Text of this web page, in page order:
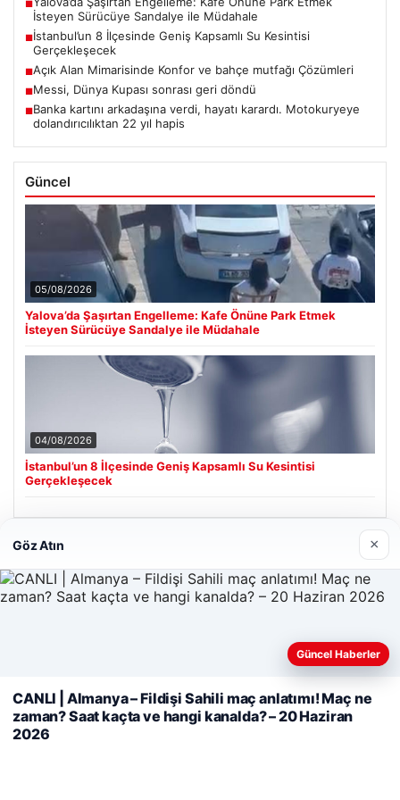
■
İsteyen Sürücüye Sandalye ile Müdahale
■İstanbul’un 8 İlçesinde Geniş Kapsamlı Su Kesintisi
Gerçekleşecek
■Açık Alan Mimarisinde Konfor ve bahçe mutfağı Çözümleri
■Messi, Dünya Kupası sonrası geri döndü
■Banka kartını arkadaşına verdi, hayatı karardı. Motokuryeye
dolandırıcılıktan 22 yıl hapis
Güncel
05/08/2026
Yalova’da Şaşırtan Engelleme: Kafe Önüne Park Etmek
İsteyen Sürücüye Sandalye ile Müdahale
04/08/2026
İstanbul’un 8 İlçesinde Geniş Kapsamlı Su Kesintisi
Gerçekleşecek
Son Eklenen Firmalar
Cengiz Sigorta
Web sitemizi nasıl kullandığınızı daha iyi anlayabilmek,
deneyiminizi kişiselleştirmek ve geliştirmek amacıyla çerezler
kullanıyoruz.Çerez Politikamız
Reddet
Göz Atın ×
Güncel Haberler
CANLI | Almanya – Fildişi Sahili maç anlatımı! Maç ne
zaman? Saat kaçta ve hangi kanalda? – 20 Haziran
2026